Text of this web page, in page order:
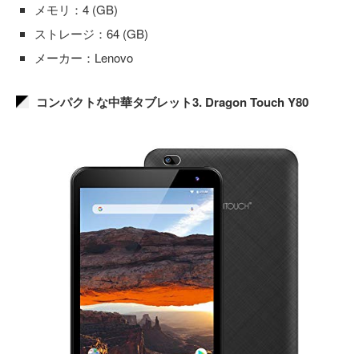
メモリ：4 (GB)
ストレージ：64 (GB)
メーカー：Lenovo
コンパクトな中華タブレット3. Dragon Touch Y80